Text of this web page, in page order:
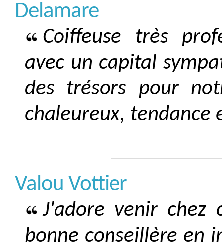
Delamare
Coiffeuse très
avec un capital
des trésors pour
chaleureux, tendance
Valou Vottier
J'adore venir chez
bonne conseillère en